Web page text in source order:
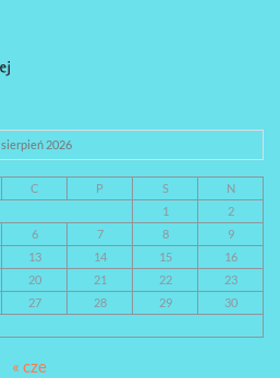
sierpień 2026
C P S
N
1
2
6 7 8
9
13 14 15
16
20 21 22
23
27 28 29
30
« cze